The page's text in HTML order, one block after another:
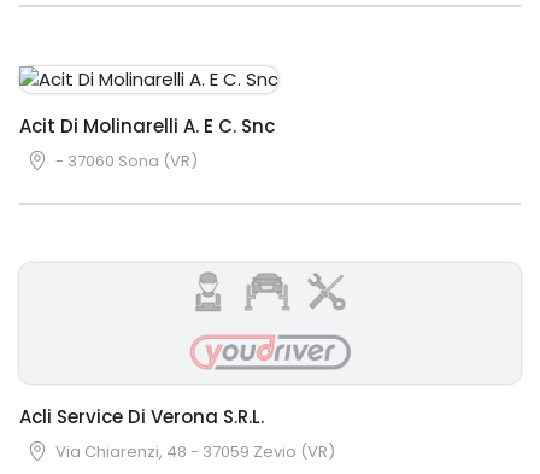
Acit Di Molinarelli A. E C. Snc
- 37060 Sona (VR)
Acli Service Di Verona S.R.L.
Via Chiarenzi, 48 - 37059 Zevio (VR)